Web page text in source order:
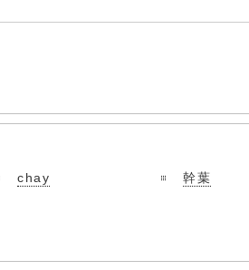
chay
幹葉